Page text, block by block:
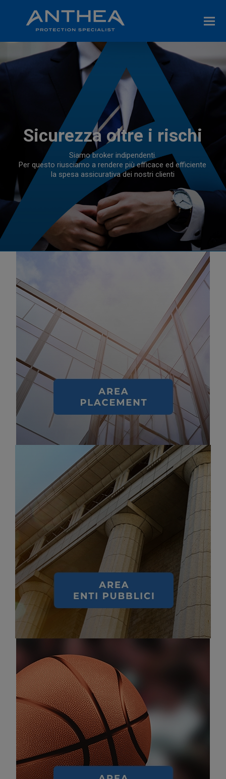
Sicurezza oltre i rischi
Siamo broker indipendenti.
Per questo riusciamo a rendere più efficace ed efficiente
la spesa assicurativa dei nostri clienti